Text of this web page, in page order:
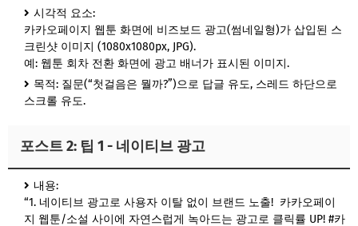
시각적 요소:
카카오페이지 웹툰 화면에 비즈보드 광고(썸네일형)가 삽입된 스
크린샷 이미지 (1080x1080px, JPG).
예: 웹툰 회차 전환 화면에 광고 배너가 표시된 이미지.
목적: 질문(“첫걸음은 뭘까?”)으로 답글 유도, 스레드 하단으로
스크롤 유도.
포스트 2: 팁 1 - 네이티브 광고
내용:
“1. 네이티브 광고로 사용자 이탈 없이 브랜드 노출! 카카오페이
지 웹툰/소설 사이에 자연스럽게 녹아드는 광고로 클릭률 UP! #카